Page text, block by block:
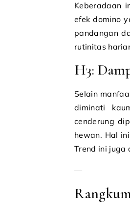
Keberadaan
efek domino
pandangan
rutinitas
H3:
Selain
diminati
cenderung
hewan. Hal
Trend ini juga
—